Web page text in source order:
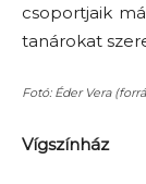
csoportjaik
tanárokat
Fotó: Éder Vera
Vígszínház